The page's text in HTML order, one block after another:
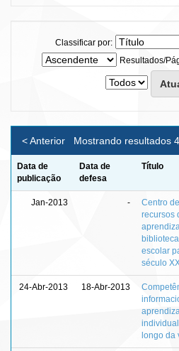
Classificar por:
Resultados/
Mostrando resultados
< Anterior
Data de
publicação
Data de
defesa
Título
Jan-2013 -
Centro de
recursos
biblioteca
escolar
século
24-Abr-2013 18-Abr-2013
longo da